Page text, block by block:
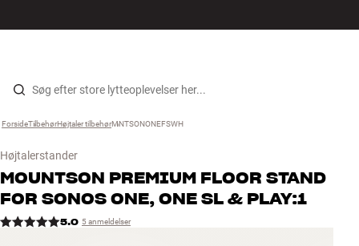
Gå til indhold
Højtaler
Høretelefoner
Surround
Forside ›
Tilbehør ›
Højtaler tilbehør ›
MNTSONONEFSWH
Højtalerstander
MOUNTSON PREMIUM FLOOR STAND
FOR SONOS ONE, ONE SL & PLAY:1
5.0 5 anmeldelser